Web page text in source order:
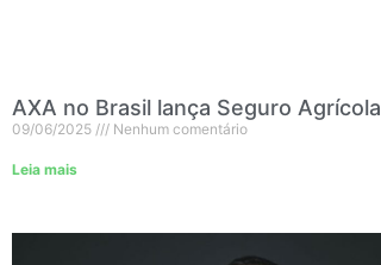
AXA no Brasil lança Seguro Agrícola
09/06/2025 Nenhum comentário
Leia mais